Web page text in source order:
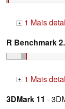
+ 1 Mais
R Benchmark
+ 1 Mais
3DMark 11 -